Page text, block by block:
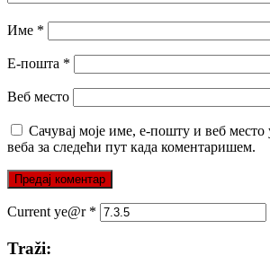
Име *
Е-пошта *
Веб место
Сачувај моје име, е-пошту и веб место
веба за следећи пут када коментаришем.
Current ye@r *
Traži: